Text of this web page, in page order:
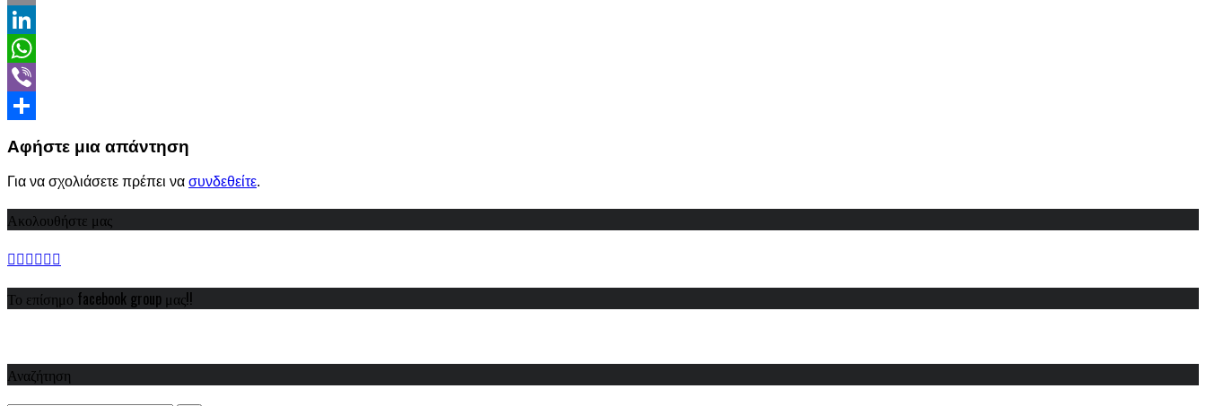
Email
LinkedIn
WhatsApp
Viber
Αφήστε μια απάντηση
Για να σχολιάσετε πρέπει να συνδεθείτε.
Ακολουθήστε μας
Το επίσημο facebook group μας!!
Αναζήτηση